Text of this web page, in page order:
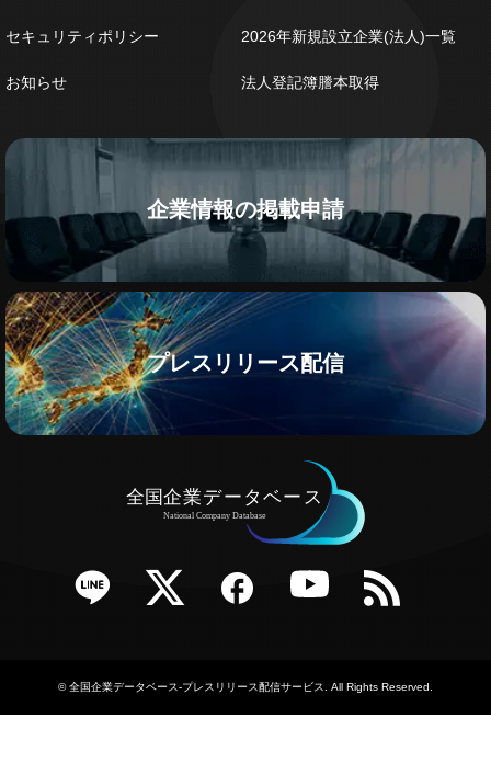
セキュリティポリシー
お知らせ
2026年新規設立企業(法人)一覧
法人登記簿謄本取得
企業情報の掲載申請
プレスリリース配信
Twitter Facebook YouTube RSS
©全国企業データベース-プレスリリース配信サービス. All Rights Reserved.